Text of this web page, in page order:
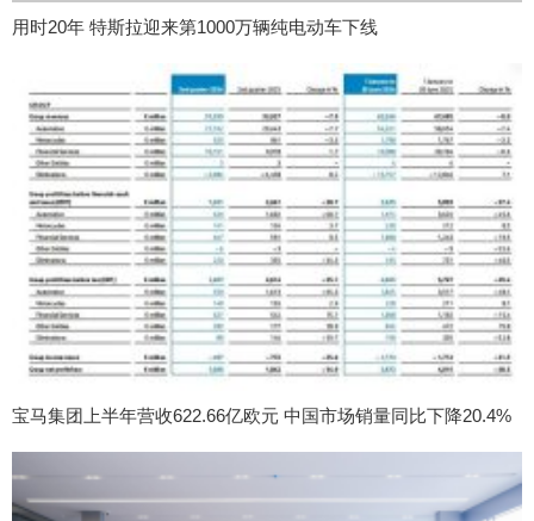
用时20年 特斯拉迎来第1000万辆纯电动车下线
宝马集团上半年营收622.66亿欧元 中国市场销量同比下降20.4%